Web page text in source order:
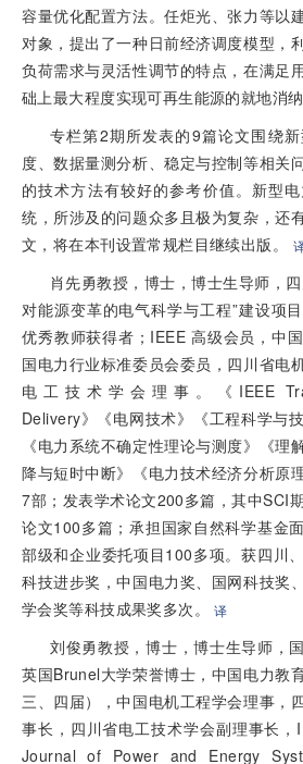
容量优化配置方法。任炬光、张力等以
对象，提出了一种日前经济调度模型，
负荷需求与灵活性调节的特点，在满足
础上最大程度实现可再生能源的就地消纳
专栏第2期所发表的9篇论文围绕
度、数据量测分析、稳定与控制等相关
的技术方法有较好的参考价值。新型
统，所涉及的问题众多且极为复杂，还
文，将在本刊设置常规栏目继续出版。
肖先勇教授，博士，博士生导师，
对能源变革的电气科学与工程”建设项
优秀教师获得者；IEEE 高级会员，中
国电力行业标准委员会委员，四川省电
电工技术学会理事。《IEEE
Delivery》《电网技术》《工程科学与
《电力系统不确定性理论与测度》《理
降与短时中断》《电力技术经济分析原
7部；发表学术论文200多篇，其中SCI
论文100多篇；承担国家自然科学基金
部级和企业委托项目100多项。获四川
科技进步奖，中国电力奖、国网科技奖
学会奖等科技成果奖多次。译
刘俊勇教授，博士，博士生导师，
英国Brunel大学荣誉博士，中国电力教
三、四届），中国电机工程学会理事，
事长，四川省电工技术学会副理事长
Journal of Power and Energy